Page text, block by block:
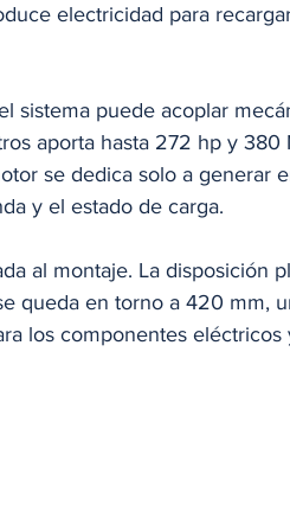
electricidad para
sistema puede acoplar
aporta hasta 272 hp y
se dedica solo a generar
y el estado de carga.
al montaje. La disposición
queda en torno a 420 mm,
los componentes